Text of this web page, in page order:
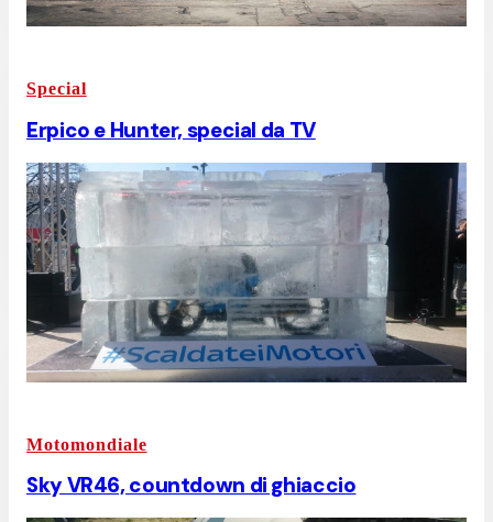
Special
Erpico e Hunter, special da TV
Motomondiale
Sky VR46, countdown di ghiaccio